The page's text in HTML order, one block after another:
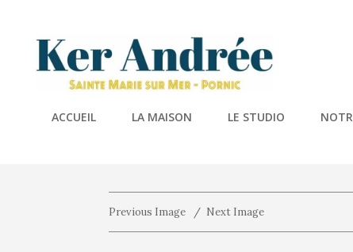
ACCUEIL LA MAISON LE STUDIO
Previous Image Next Image